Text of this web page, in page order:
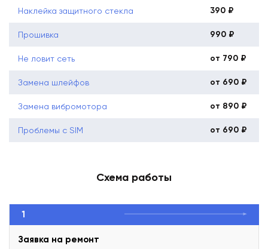
Наклейка защитного стекла 390 ₽
Прошивка 990 ₽
Не ловит сеть от 790 ₽
Замена шлейфов от 690 ₽
Замена вибромотора от 890 ₽
Проблемы с SIM от 690 ₽
Схема работы
1
Заявка на ремонт